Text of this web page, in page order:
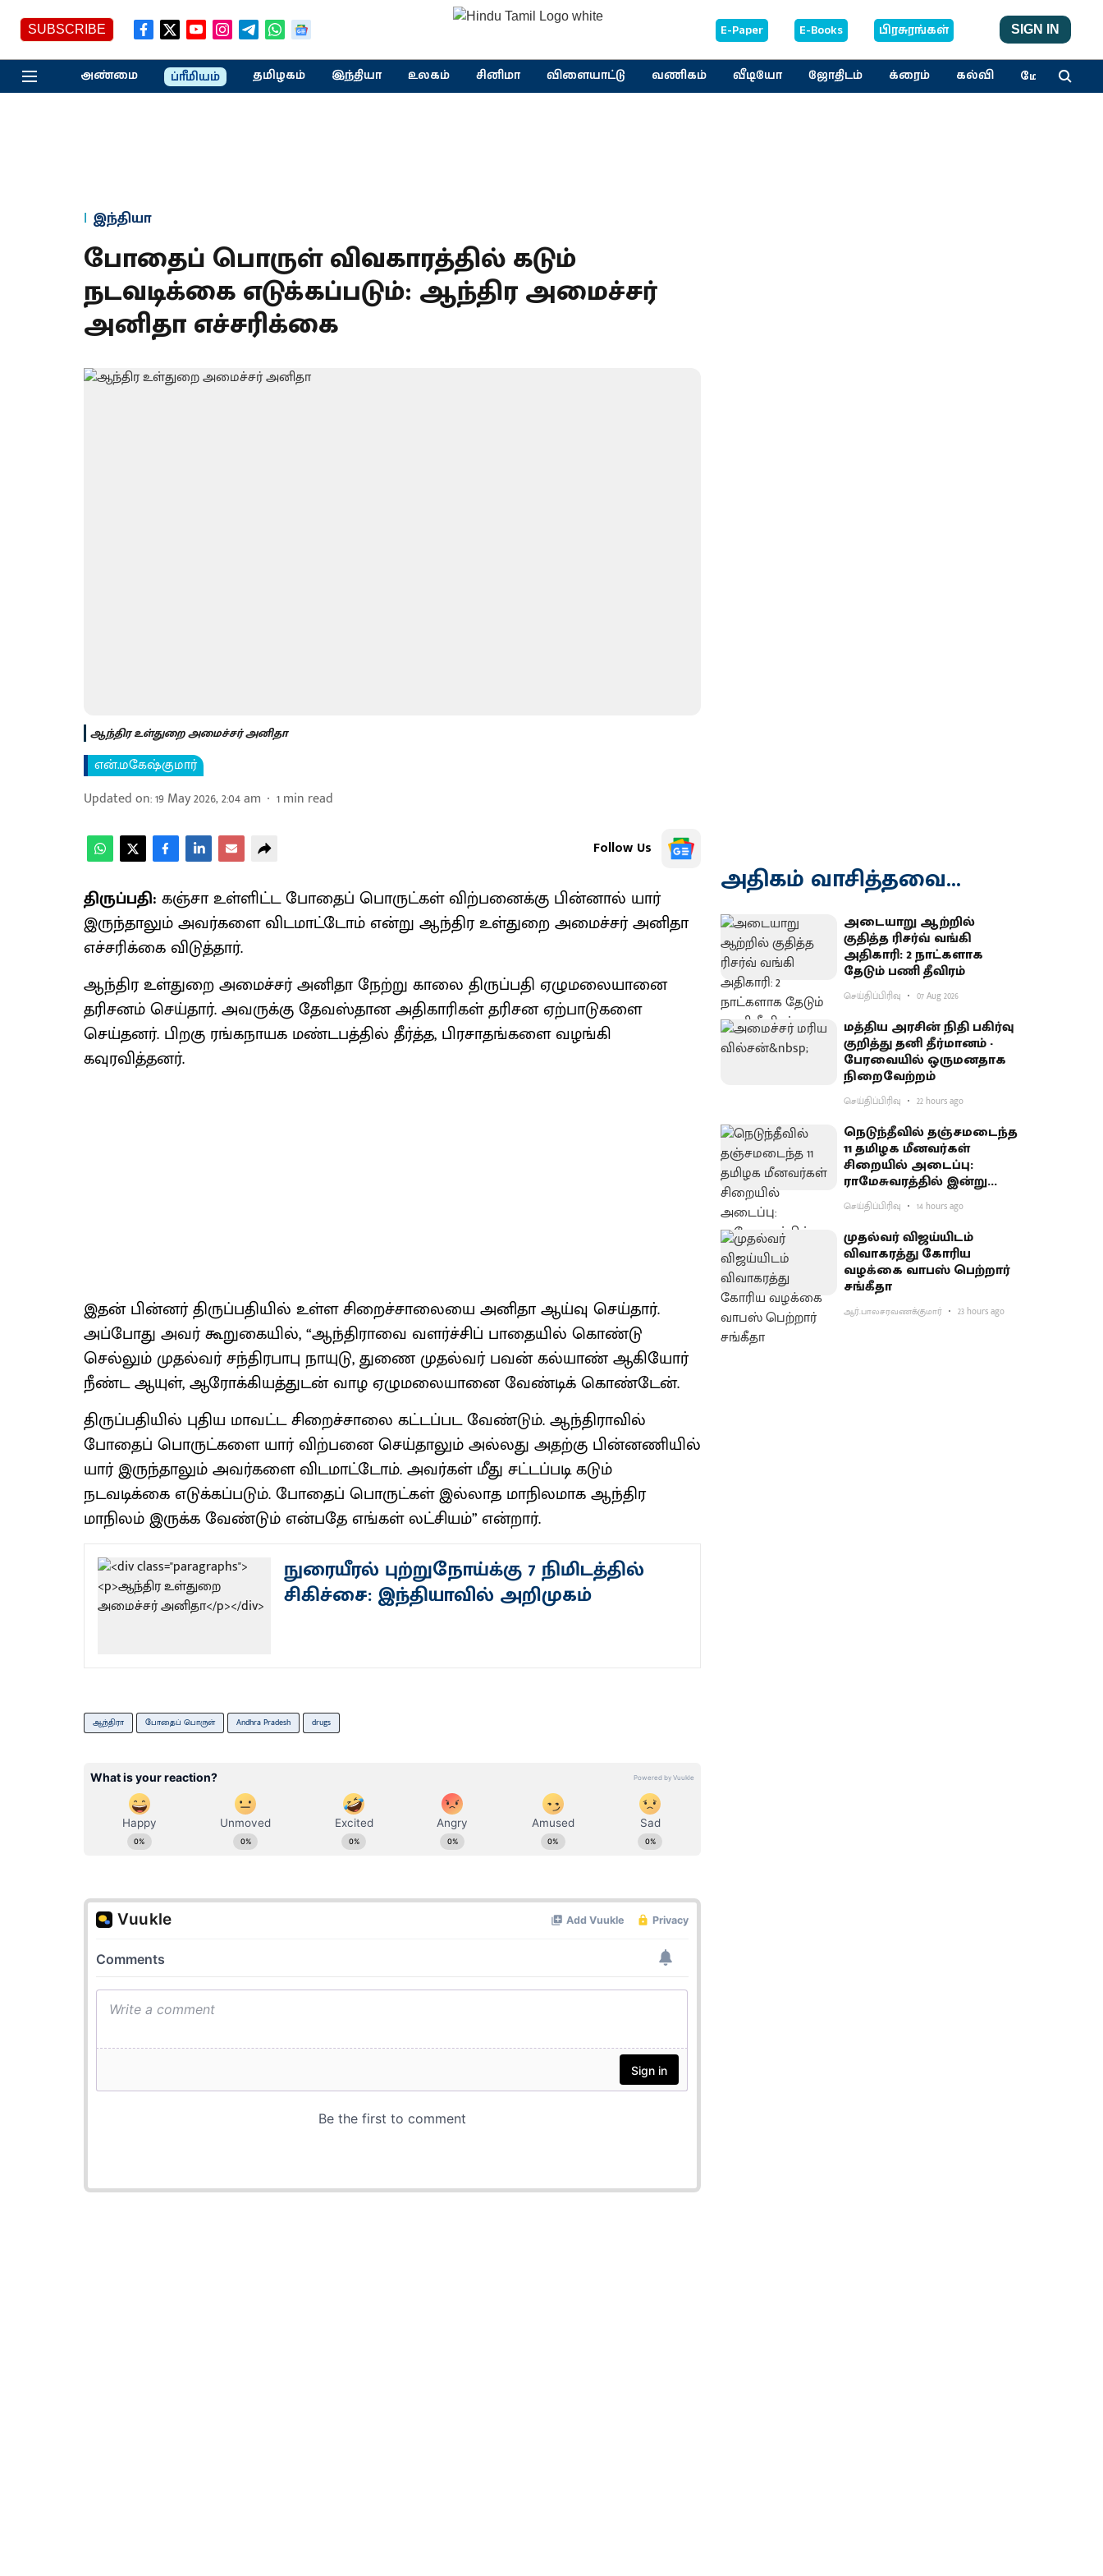
SUBSCRIBE E-Paper E-Books பிரசுரங்கள் SIGN IN
அண்மை ப்ரீமியம் தமிழகம் இந்தியா உலகம் சினிமா விளையாட்டு வணிகம் வீடியோ ஜோதிடம் க்ரைம் கல்வி மேலும்
இந்தியா
போதைப் பொருள் விவகாரத்தில் கடும்
நடவடிக்கை எடுக்கப்படும்: ஆந்திர அமைச்சர்
அனிதா எச்சரிக்கை
ஆந்திர உள்துறை அமைச்சர் அனிதா
என்.மகேஷ்குமார்
Updated on:19 May 2026, 2:04 am 1min read
Follow Us
திருப்பதி: கஞ்சா உள்ளிட்ட போதைப் பொருட்கள் விற்பனைக்கு பின்னால் யார்
இருந்தாலும் அவர்களை விடமாட்டோம் என்று ஆந்திர உள்துறை அமைச்சர் அனிதா
எச்சரிக்கை விடுத்தார்.
ஆந்திர உள்துறை அமைச்சர் அனிதா நேற்று காலை திருப்பதி ஏழுமலையானை
தரிசனம் செய்தார். அவருக்கு தேவஸ்தான அதிகாரிகள் தரிசன ஏற்பாடுகளை
செய்தனர். பிறகு ரங்கநாயக மண்டபத்தில் தீர்த்த, பிரசாதங்களை வழங்கி
கவுரவித்தனர்.
இதன் பின்னர் திருப்பதியில் உள்ள சிறைச்சாலையை அனிதா ஆய்வு செய்தார்.
அப்போது அவர் கூறுகையில், “ஆந்திராவை வளர்ச்சிப் பாதையில் கொண்டு
செல்லும் முதல்வர் சந்திரபாபு நாயுடு, துணை முதல்வர் பவன் கல்யாண் ஆகியோர்
நீண்ட ஆயுள், ஆரோக்கியத்துடன் வாழ ஏழுமலையானை வேண்டிக் கொண்டேன்.
திருப்பதியில் புதிய மாவட்ட சிறைச்சாலை கட்டப்பட வேண்டும். ஆந்திராவில்
போதைப் பொருட்களை யார் விற்பனை செய்தாலும் அல்லது அதற்கு பின்னணியில்
யார் இருந்தாலும் அவர்களை விடமாட்டோம். அவர்கள் மீது சட்டப்படி கடும்
நடவடிக்கை எடுக்கப்படும். போதைப் பொருட்கள் இல்லாத மாநிலமாக ஆந்திர
மாநிலம் இருக்க வேண்டும் என்பதே எங்கள் லட்சியம்” என்றார்.
நுரையீரல் புற்றுநோய்க்கு 7 நிமிடத்தில்
சிகிச்சை: இந்தியாவில் அறிமுகம்
ஆந்திரா போதைப் பொருள் Andhra Pradesh drugs
அதிகம் வாசித்தவை...
அடையாறு ஆற்றில்
குதித்த ரிசர்வ் வங்கி
அதிகாரி: 2 நாட்களாக
தேடும் பணி தீவிரம்
செய்திப்பிரிவு 07 Aug 2026
மத்திய அரசின் நிதி பகிர்வு
குறித்து தனி தீர்மானம் -
பேரவையில் ஒருமனதாக
நிறைவேற்றம்
செய்திப்பிரிவு 22 hours ago
நெடுந்தீவில் தஞ்சமடைந்த
11 தமிழக மீனவர்கள்
சிறையில் அடைப்பு:
ராமேசுவரத்தில் இன்று
வேலைநிறுத்தம்
செய்திப்பிரிவு 14 hours ago
முதல்வர் விஜய்யிடம்
விவாகரத்து கோரிய
வழக்கை வாபஸ் பெற்றார்
சங்கீதா
ஆர்.பாலசரவணக்குமார் 23 hours ago